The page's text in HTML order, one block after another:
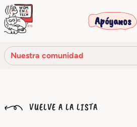
Apóyanos
Nuestra comunidad
Nuestra historia
VUELVE A LA LISTA